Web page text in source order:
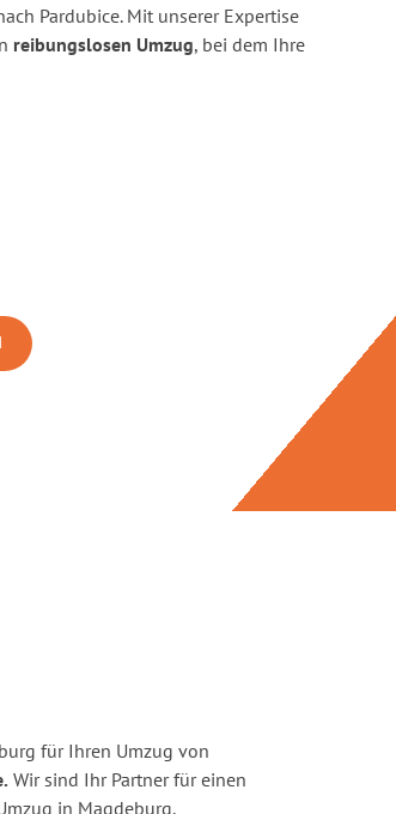
Pardubice. Mit unserer Expertise
reibungslosen Umzug, bei dem Ihre
für Ihren Umzug von
Wir sind Ihr Partner für einen
in Magdeburg.